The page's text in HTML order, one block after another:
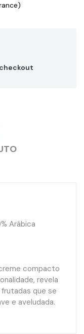
Arábica
compacto
revela
que se
e aveludada.